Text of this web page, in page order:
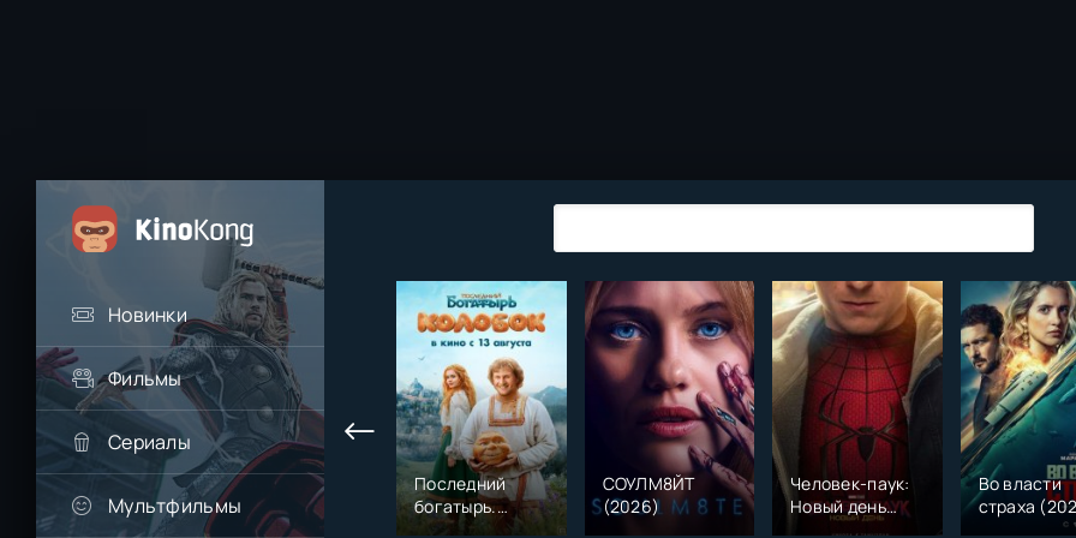
Новинки
Фильмы
Сериалы
Мультфильмы
Последний
богатырь.
Колобок (2026)
СОУЛМ8ЙТ
(2026)
Человек-паук:
Новый день
(2026)
Во власти
страха